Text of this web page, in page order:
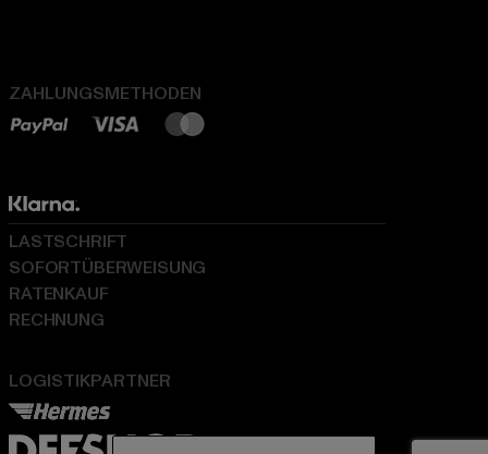
ZAHLUNGSMETHODEN
LOGISTIKPARTNER
LASTSCHRIFT
SOFORTÜBERWEISUNG
RATENKAUF
RECHNUNG